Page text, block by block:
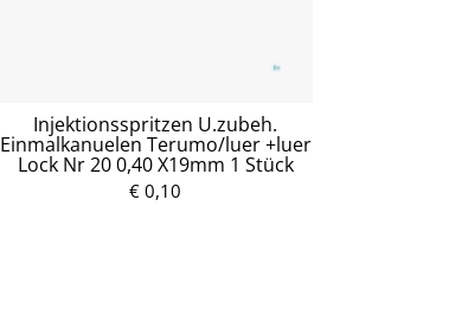
Injektionsspritzen U.zubeh.
Einmalkanuelen Terumo/luer +luer
Lock Nr 20 0,40 X19mm 1 Stück
€ 0,10P